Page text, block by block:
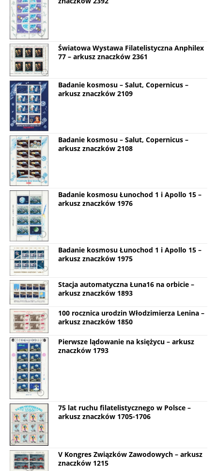
Światowa Wystawa Filatelistyczna Anphilex
77 – arkusz znaczków 2361
Badanie kosmosu – Salut, Copernicus –
arkusz znaczków 2109
Badanie kosmosu – Salut, Copernicus –
arkusz znaczków 2108
Badanie kosmosu Łunochod 1 i Apollo 15 –
arkusz znaczków 1976
Badanie kosmosu Łunochod 1 i Apollo 15 –
arkusz znaczków 1975
Stacja automatyczna Łuna16 na orbicie –
arkusz znaczków 1893
100 rocznica urodzin Włodzimierza Lenina –
arkusz znaczków 1850
Pierwsze lądowanie na księżycu – arkusz
znaczków 1793
75 lat ruchu filatelistycznego w Polsce –
arkusz znaczków 1705-1706
V Kongres Związków Zawodowych – arkusz
znaczków 1215